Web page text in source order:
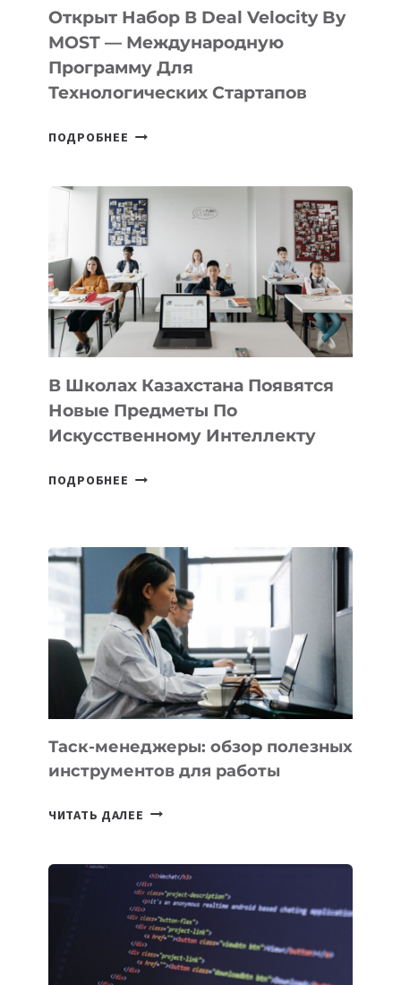
БИЛЕТ
В
ПРЕДПРИНИМАТЕЛЬСТВО
Открыт Набор В Deal Velocity By
MOST — Международную
Программу Для
Технологических Стартапов
ПОДРОБНЕЕ ОТКРЫТ
DEAL
VELOCITY
BY
MOST
—
МЕЖДУНАРОДНУЮ
ПРОГРАММУ
ДЛЯ
ТЕХНОЛОГИЧЕСКИХ
В Школах Казахстана Появятся
Новые Предметы По
Искусственному Интеллекту
ПОДРОБНЕЕ
НОВЫЕ
ПРЕДМЕТЫ
ПО
ИСКУССТВЕННОМУ
ИНТЕЛЛЕКТУ
Таск-менеджеры: обзор полезных
инструментов для работы
ЧИТАТЬ ДАЛЕЕ ТАСК-
ПОЛЕЗНЫХ
ИНСТРУМЕНТОВ
ДЛЯ
РАБОТЫ